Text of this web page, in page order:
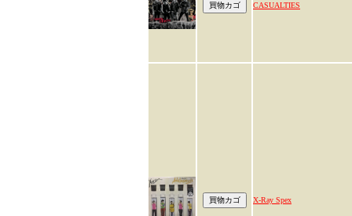
CASUALTIES
X-Ray Spex